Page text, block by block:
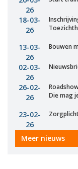
26
18-03-
26
13-03-
26
Bouwen
02-03-
26
26-02-
26
Die mag
23-02-
26
Meer nieuws